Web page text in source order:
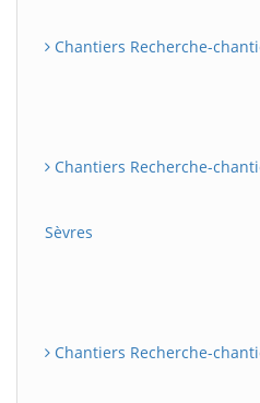
Chantiers Recherche-
Chantiers Recherche-
Sèvres
Chantiers Recherche-